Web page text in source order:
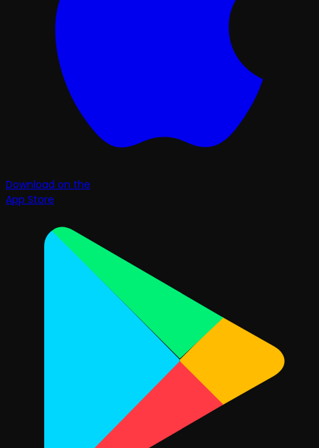
Download on the
App Store